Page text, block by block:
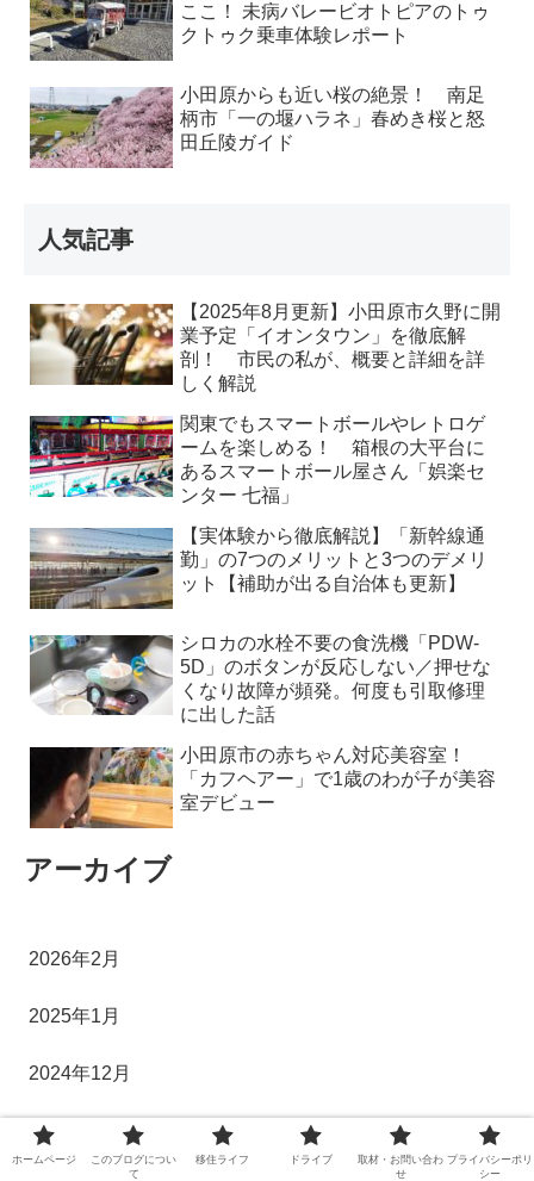
ここ！ 未病バレービオトピアのトゥ
クトゥク乗車体験レポート
小田原からも近い桜の絶景！ 南足
柄市「一の堰ハラネ」春めき桜と怒
田丘陵ガイド
人気記事
【2025年8月更新】小田原市久野に開
業予定「イオンタウン」を徹底解
剖！ 市民の私が、概要と詳細を詳
しく解説
関東でもスマートボールやレトロゲ
ームを楽しめる！ 箱根の大平台に
あるスマートボール屋さん「娯楽セ
ンター 七福」
【実体験から徹底解説】「新幹線通
勤」の7つのメリットと3つのデメリ
ット【補助が出る自治体も更新】
シロカの水栓不要の食洗機「PDW-
5D」のボタンが反応しない／押せな
くなり故障が頻発。何度も引取修理
に出した話
小田原市の赤ちゃん対応美容室！
「カフヘアー」で1歳のわが子が美容
室デビュー
アーカイブ
2026年2月
2025年1月
2024年12月
2024年8月
ホームページ
このブログについ
て
移住ライフ ドライブ
取材・お問い合わ
せ
プライバシーポリ
シー